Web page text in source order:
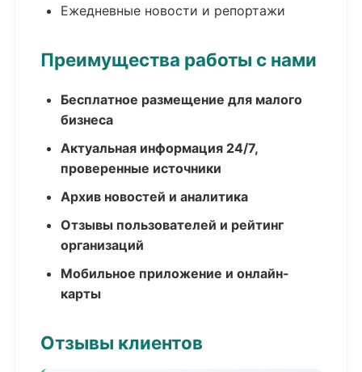
Ежедневные новости и репортажи
Преимущества работы с нами
Бесплатное размещение для малого
бизнеса
Актуальная информация 24/7,
проверенные источники
Архив новостей и аналитика
Отзывы пользователей и рейтинг
организаций
Мобильное приложение и онлайн-
карты
Отзывы клиентов